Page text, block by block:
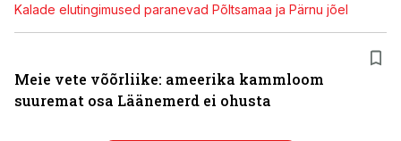
Kalade elutingimused paranevad Põltsamaa ja Pärnu jõel
Meie vete võõrliike: ameerika kammloom
suuremat osa Läänemerd ei ohusta